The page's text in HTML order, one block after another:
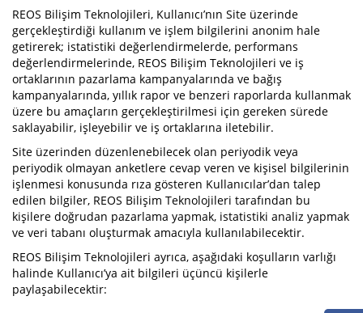
REOS Bilişim Teknolojileri, Kullanıcı’nın Site üzerinde
gerçekleştirdiği kullanım ve işlem bilgilerini anonim hale
getirerek; istatistiki değerlendirmelerde, performans
değerlendirmelerinde, REOS Bilişim Teknolojileri ve iş
ortaklarının pazarlama kampanyalarında ve bağış
kampanyalarında, yıllık rapor ve benzeri raporlarda kullanmak
üzere bu amaçların gerçekleştirilmesi için gereken sürede
saklayabilir, işleyebilir ve iş ortaklarına iletebilir.
Site üzerinden düzenlenebilecek olan periyodik veya
periyodik olmayan anketlere cevap veren ve kişisel bilgilerinin
işlenmesi konusunda rıza gösteren Kullanıcılar’dan talep
edilen bilgiler, REOS Bilişim Teknolojileri tarafından bu
kişilere doğrudan pazarlama yapmak, istatistiki analiz yapmak
ve veri tabanı oluşturmak amacıyla kullanılabilecektir.
REOS Bilişim Teknolojileri ayrıca, aşağıdaki koşulların varlığı
halinde Kullanıcı’ya ait bilgileri üçüncü kişilerle
paylaşabilecektir: